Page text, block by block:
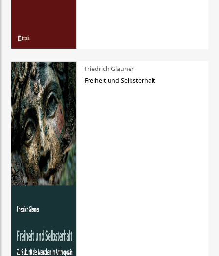
Friedrich Glauner
Freiheit und Selbsterhalt